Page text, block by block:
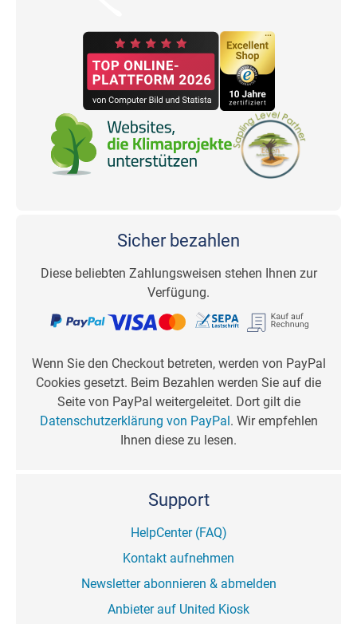
Sicher bezahlen
Diese beliebten Zahlungsweisen stehen Ihnen zur
Verfügung.
Wenn Sie den Checkout betreten, werden von PayPal
Cookies gesetzt. Beim Bezahlen werden Sie auf die
Seite von PayPal weitergeleitet. Dort gilt die
Datenschutzerklärung von PayPal. Wir empfehlen
Ihnen diese zu lesen.
Support
HelpCenter (FAQ)
Kontakt aufnehmen
Newsletter abonnieren & abmelden
Anbieter auf United Kiosk